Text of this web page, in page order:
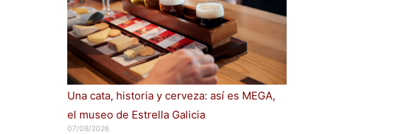
Una cata, historia y cerveza: así es MEGA,
el museo de Estrella Galicia
07/08/2026